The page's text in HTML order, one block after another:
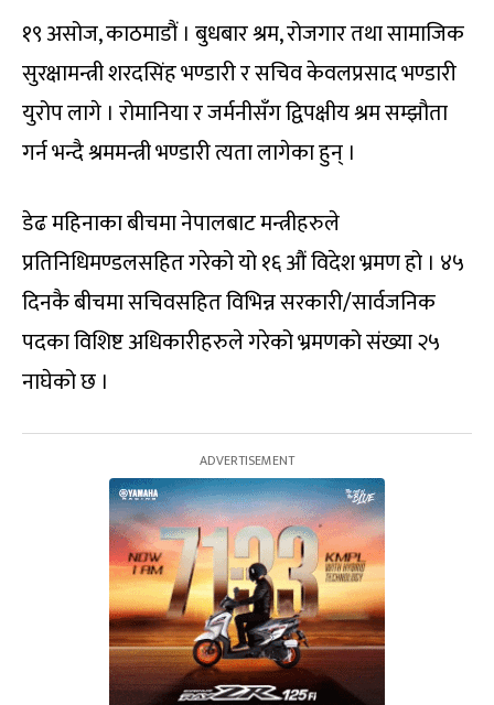
१९ असोज, काठमाडौं । बुधबार श्रम, रोजगार तथा सामाजिक
सुरक्षामन्त्री शरदसिंह भण्डारी र सचिव केवलप्रसाद भण्डारी
युरोप लागे । रोमानिया र जर्मनीसँग द्विपक्षीय श्रम सम्झौता
गर्न भन्दै श्रममन्त्री भण्डारी त्यता लागेका हुन् ।
डेढ महिनाका बीचमा नेपालबाट मन्त्रीहरुले
प्रतिनिधिमण्डलसहित गरेको यो १६ औं विदेश भ्रमण हो । ४५
दिनकै बीचमा सचिवसहित विभिन्न सरकारी/सार्वजनिक
पदका विशिष्ट अधिकारीहरुले गरेको भ्रमणको संख्या २५
नाघेको छ ।